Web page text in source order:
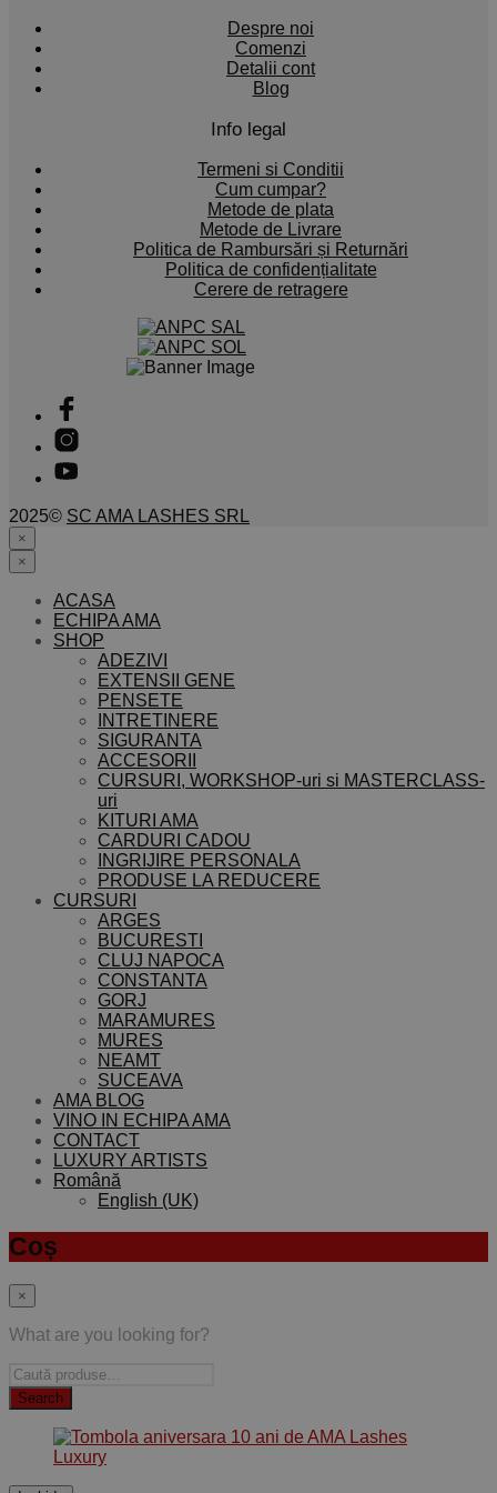
Despre noi
Comenzi
Detalii cont
Blog
Info legal
Termeni si Conditii
Cum cumpar?
Metode de plata
Metode de Livrare
Politica de Rambursări și Returnări
Politica de confidențialitate
Cerere de retragere
2025© SC AMA LASHES SRL
×
×
ACASA
ECHIPA AMA
SHOP
ADEZIVI
EXTENSII GENE
PENSETE
INTRETINERE
SIGURANTA
ACCESORII
CURSURI, WORKSHOP-uri si MASTERCLASS-
uri
KITURI AMA
CARDURI CADOU
INGRIJIRE PERSONALA
PRODUSE LA REDUCERE
CURSURI
ARGES
BUCURESTI
CLUJ NAPOCA
CONSTANTA
GORJ
MARAMURES
MURES
NEAMT
SUCEAVA
AMA BLOG
VINO IN ECHIPA AMA
CONTACT
LUXURY ARTISTS
Română
English (UK)
Coș
×
What are you looking for?